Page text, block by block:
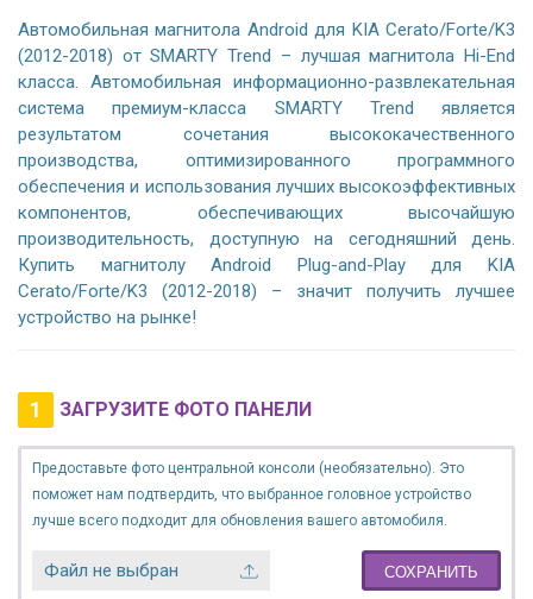
Автомобильная магнитола Android для KIA Cerato/Forte/K3
(2012-2018) от SMARTY Trend – лучшая магнитола Hi-End
класса. Автомобильная информационно-развлекательная
система премиум-класса SMARTY Trend является
результатом сочетания высококачественного
производства, оптимизированного программного
обеспечения и использования лучших высокоэффективных
компонентов, обеспечивающих высочайшую
производительность, доступную на сегодняшний день.
Купить магнитолу Android Plug-and-Play для KIA
Cerato/Forte/K3 (2012-2018) – значит получить лучшее
устройство на рынке!
1 ЗАГРУЗИТЕ ФОТО ПАНЕЛИ
Предоставьте фото центральной консоли (необязательно). Это
поможет нам подтвердить, что выбранное головное устройство
лучше всего подходит для обновления вашего автомобиля.
Файл не выбран СОХРАНИТЬ